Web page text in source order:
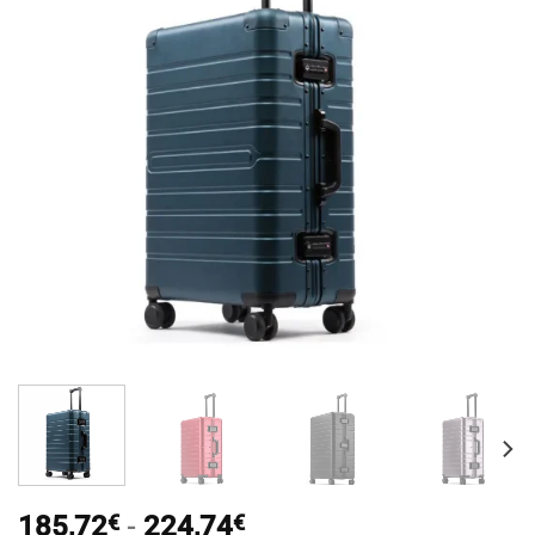
185,72€ - 224,74€Rango